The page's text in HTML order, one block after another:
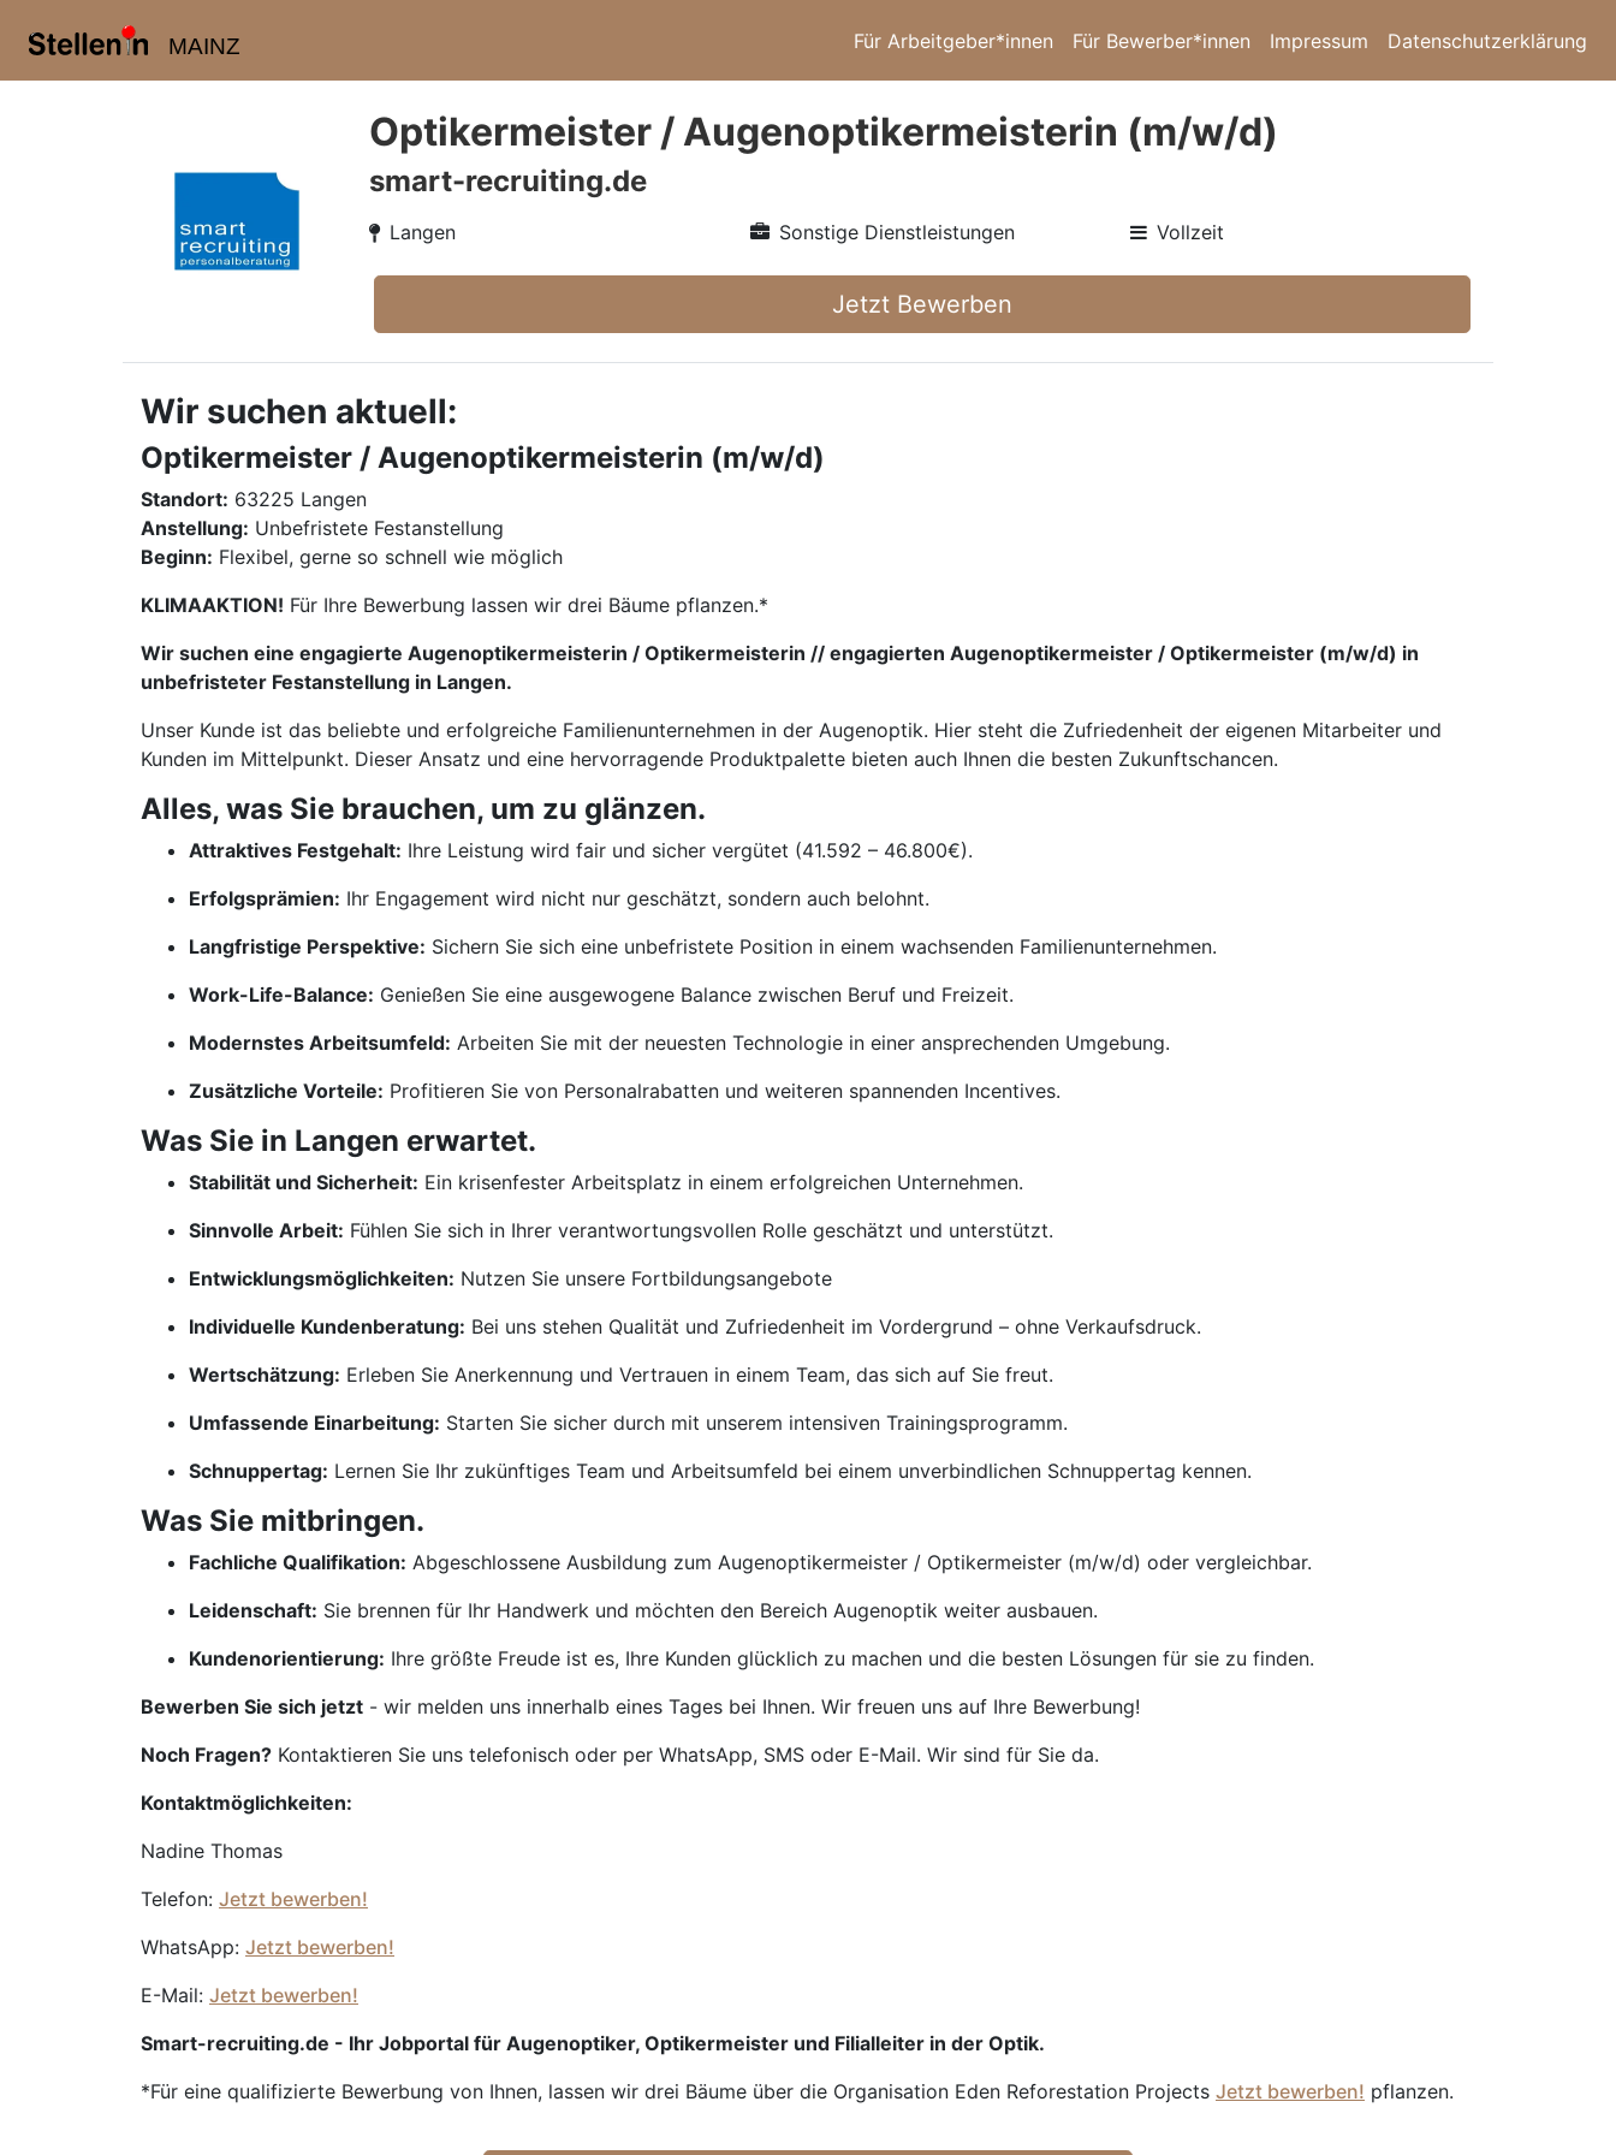
MAINZ Für Arbeitgeber*innen Für Bewerber*innen Impressum Datenschutzerklärung
Optikermeister / Augenoptikermeisterin (m/w/d)
smart-recruiting.de
Langen Sonstige Dienstleistungen Vollzeit
Jetzt Bewerben
Wir suchen aktuell:
Optikermeister / Augenoptikermeisterin (m/w/d)
Standort: 63225 Langen
Anstellung: Unbefristete Festanstellung
Beginn: Flexibel, gerne so schnell wie möglich
KLIMAAKTION! Für Ihre Bewerbung lassen wir drei Bäume pflanzen.*
Wir suchen eine engagierte Augenoptikermeisterin / Optikermeisterin // engagierten Augenoptikermeister / Optikermeister (m/w/d) in
unbefristeter Festanstellung in Langen.
Unser Kunde ist das beliebte und erfolgreiche Familienunternehmen in der Augenoptik. Hier steht die Zufriedenheit der eigenen Mitarbeiter und
Kunden im Mittelpunkt. Dieser Ansatz und eine hervorragende Produktpalette bieten auch Ihnen die besten Zukunftschancen.
Alles, was Sie brauchen, um zu glänzen.
Attraktives Festgehalt: Ihre Leistung wird fair und sicher vergütet (41.592 – 46.800€).
Erfolgsprämien: Ihr Engagement wird nicht nur geschätzt, sondern auch belohnt.
Langfristige Perspektive: Sichern Sie sich eine unbefristete Position in einem wachsenden Familienunternehmen.
Work-Life-Balance: Genießen Sie eine ausgewogene Balance zwischen Beruf und Freizeit.
Modernstes Arbeitsumfeld: Arbeiten Sie mit der neuesten Technologie in einer ansprechenden Umgebung.
Zusätzliche Vorteile: Profitieren Sie von Personalrabatten und weiteren spannenden Incentives.
Was Sie in Langen erwartet.
Stabilität und Sicherheit: Ein krisenfester Arbeitsplatz in einem erfolgreichen Unternehmen.
Sinnvolle Arbeit: Fühlen Sie sich in Ihrer verantwortungsvollen Rolle geschätzt und unterstützt.
Entwicklungsmöglichkeiten: Nutzen Sie unsere Fortbildungsangebote
Individuelle Kundenberatung: Bei uns stehen Qualität und Zufriedenheit im Vordergrund – ohne Verkaufsdruck.
Wertschätzung: Erleben Sie Anerkennung und Vertrauen in einem Team, das sich auf Sie freut.
Umfassende Einarbeitung: Starten Sie sicher durch mit unserem intensiven Trainingsprogramm.
Schnuppertag: Lernen Sie Ihr zukünftiges Team und Arbeitsumfeld bei einem unverbindlichen Schnuppertag kennen.
Was Sie mitbringen.
Fachliche Qualifikation: Abgeschlossene Ausbildung zum Augenoptikermeister / Optikermeister (m/w/d) oder vergleichbar.
Leidenschaft: Sie brennen für Ihr Handwerk und möchten den Bereich Augenoptik weiter ausbauen.
Kundenorientierung: Ihre größte Freude ist es, Ihre Kunden glücklich zu machen und die besten Lösungen für sie zu finden.
Bewerben Sie sich jetzt - wir melden uns innerhalb eines Tages bei Ihnen. Wir freuen uns auf Ihre Bewerbung!
Noch Fragen? Kontaktieren Sie uns telefonisch oder per WhatsApp, SMS oder E-Mail. Wir sind für Sie da.
Kontaktmöglichkeiten:
Nadine Thomas
Telefon: Jetzt bewerben!
WhatsApp: Jetzt bewerben!
E-Mail: Jetzt bewerben!
Smart-recruiting.de - Ihr Jobportal für Augenoptiker, Optikermeister und Filialleiter in der Optik.
*Für eine qualifizierte Bewerbung von Ihnen, lassen wir drei Bäume über die Organisation Eden Reforestation Projects Jetzt bewerben! pflanzen.